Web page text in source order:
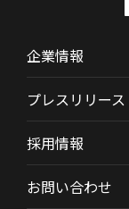
企業情報
プレスリリース
採用情報
お問い合わせ